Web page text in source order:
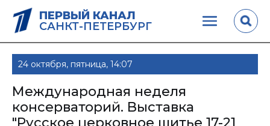
ПЕРВЫЙ КАНАЛ
САНКТ-ПЕТЕРБУРГ
24 октября, пятница, 14:07
Международная неделя
консерваторий. Выставка
"Русское церковное шитье 17-21